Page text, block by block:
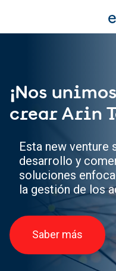
¡Nos
crear Arin
Esta new venture
desarrollo y
soluciones
la gestión de los
Saber más